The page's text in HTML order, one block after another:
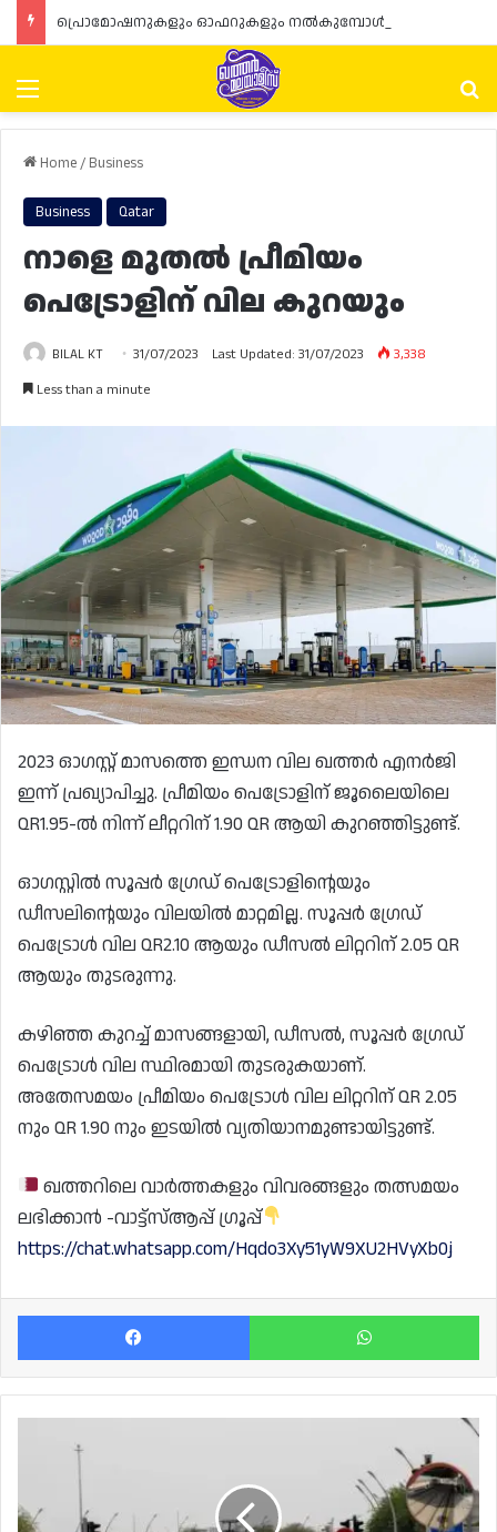
Menu
Home/ Business
Business Qatar
നാളെ മുതൽ പ്രീമിയം
പെട്രോളിന് വില കുറയും
BILAL KT 31/07/2023 Last Updated: 31/07/2023
3,338
Less than a minute
2023 ഓഗസ്റ്റ് മാസത്തെ ഇന്ധന വില ഖത്തർ എനർജി
ഇന്ന് പ്രഖ്യാപിച്ചു. പ്രീമിയം പെട്രോളിന് ജൂലൈയിലെ
QR1.95-ൽ നിന്ന് ലീറ്ററിന് 1.90 QR ആയി കുറഞ്ഞിട്ടുണ്ട്.
ഓഗസ്റ്റിൽ സൂപ്പർ ഗ്രേഡ് പെട്രോളിന്റെയും
ഡീസലിന്റെയും വിലയിൽ മാറ്റമില്ല. സൂപ്പർ ഗ്രേഡ്
പെട്രോൾ വില QR2.10 ആയും ഡീസൽ ലിറ്ററിന് 2.05 QR
ആയും തുടരുന്നു.
കഴിഞ്ഞ കുറച്ച് മാസങ്ങളായി, ഡീസൽ, സൂപ്പർ ഗ്രേഡ്
പെട്രോൾ വില സ്ഥിരമായി തുടരുകയാണ്.
അതേസമയം പ്രീമിയം പെട്രോൾ വില ലിറ്ററിന് QR 2.05
നും QR 1.90 നും ഇടയിൽ വ്യതിയാനമുണ്ടായിട്ടുണ്ട്.
ഖത്തറിലെ വാർത്തകളും വിവരങ്ങളും തത്സമയം
ലഭിക്കാൻ -വാട്ട്സ്ആപ്പ് ഗ്രൂപ്പ്
https://chat.whatsapp.com/Hqdo3Xy51yW9XU2HVyXb0j
Facebook
ഫൗണ്ടേഷൻ
ലൈൻ